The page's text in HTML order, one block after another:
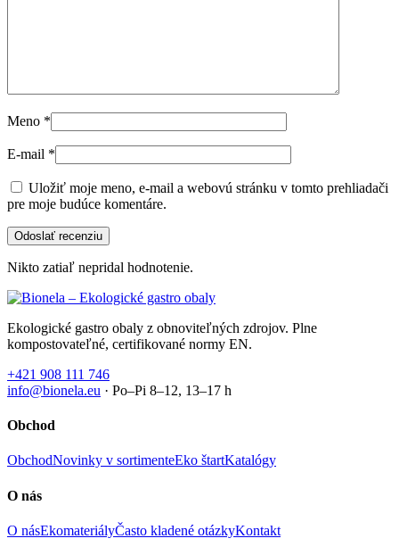
Meno *
E-mail *
Uložiť moje meno, e-mail a webovú stránku v tomto prehliadači
pre moje budúce komentáre.
Nikto zatiaľ nepridal hodnotenie.
Ekologické gastro obaly z obnoviteľných zdrojov. Plne
kompostovateľné, certifikované normy EN.
+421 908 111 746
info@bionela.eu · Po–Pi 8–12, 13–17 h
Obchod
ObchodNovinky v sortimenteEko štartKatalógy
O nás
O násEkomateriályČasto kladené otázkyKontakt